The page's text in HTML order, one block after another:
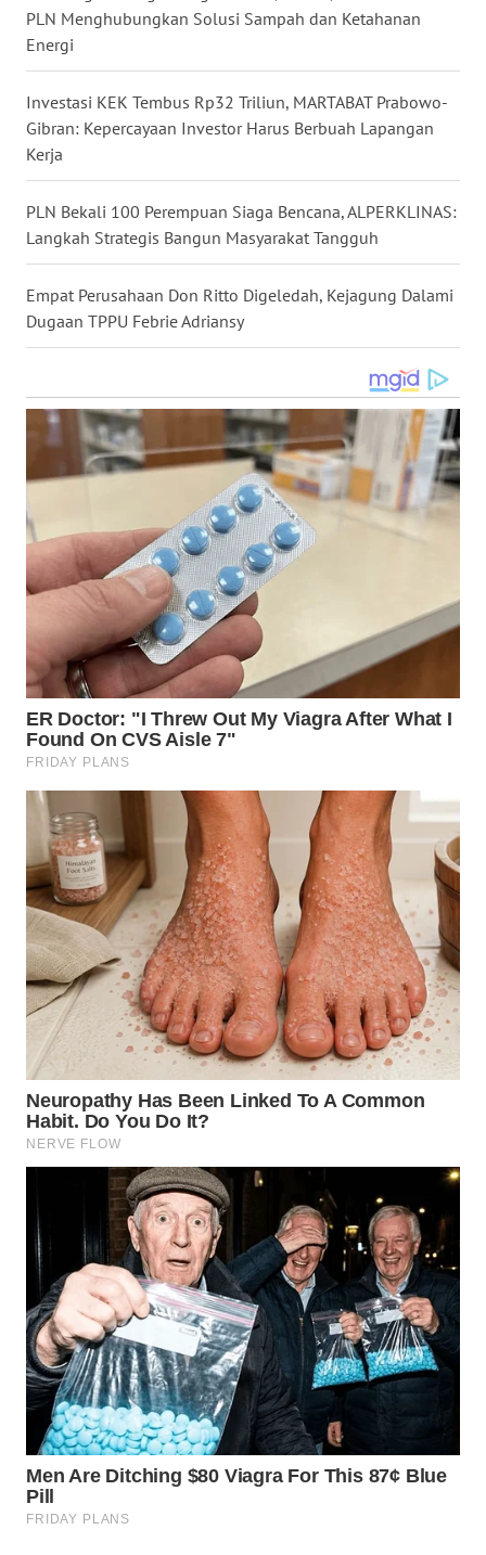
PLN Menghubungkan Solusi Sampah dan Ketahanan
Energi
Investasi KEK Tembus Rp32 Triliun, MARTABAT Prabowo-
Gibran: Kepercayaan Investor Harus Berbuah Lapangan
Kerja
PLN Bekali 100 Perempuan Siaga Bencana, ALPERKLINAS:
Langkah Strategis Bangun Masyarakat Tangguh
Empat Perusahaan Don Ritto Digeledah, Kejagung Dalami
Dugaan TPPU Febrie Adriansy
WN
NUSANTARA
WN
JOGJA
WN
JATIM
WN
BALI
WN
WN
KALTENG
KALTARA
WN
KALSEL
WN
KALTIM
WN
SULSEL
WN
GORONTALO
WN
SULUT
WN
MALUKU
MALUT
WN
DAIRI
DANAU
TOBA
WN
NIAS
WN
LANGKAT
TAPANULI